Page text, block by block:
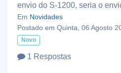
envio do S-1200, seria o
Em Novidades
Postado em Quinta, 06 Agosto
Novo
1 Respostas